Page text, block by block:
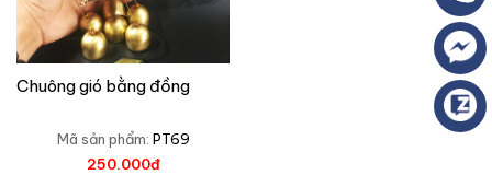
Chuông gió bằng đồng
Mã sản phẩm: PT69
250.000đ